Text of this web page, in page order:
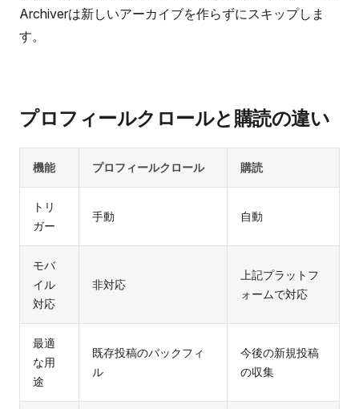
Archiverは新しいアーカイブを作らずにスキップしま
す。
プロフィールクロールと購読の違い
機能 プロフィールクロール 購読
トリ
ガー
手動 自動
モバ
イル
対応
非対応
上記プラットフ
ォームで対応
最適
な用
途
既存投稿のバックフィ
ル
今後の新規投稿
の収集